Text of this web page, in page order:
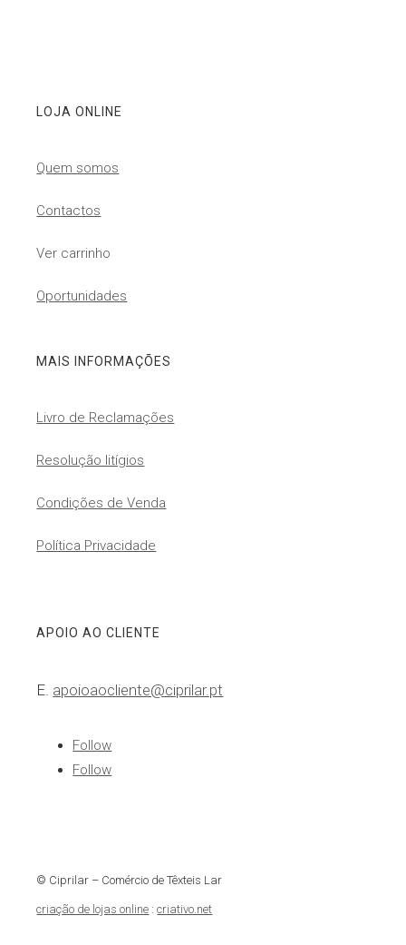
LOJA ONLINE
Quem somos
Contactos
Ver carrinho
Oportunidades
MAIS INFORMAÇÕES
Livro de Reclamações
Resolução litígios
Condições de Venda
Política Privacidade
APOIO AO CLIENTE
E. apoioaocliente@ciprilar.pt
Follow
Follow
© Ciprilar – Comércio de Têxteis Lar
criação de lojas online :criativo.net